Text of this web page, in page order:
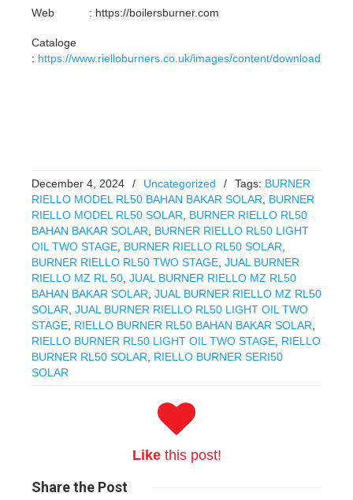
Web : https://boilersburner.com
Cataloge
: https://www.rielloburners.co.uk/images/content/downloads/
December 4, 2024 / Uncategorized / Tags: BURNER
RIELLO MODEL RL50 BAHAN BAKAR SOLAR
BURNER
RIELLO MODEL RL50 SOLAR
BURNER RIELLO RL50
BAHAN BAKAR SOLAR
BURNER RIELLO RL50 LIGHT
OIL TWO STAGE BURNER RIELLO RL50 SOLAR
BURNER RIELLO RL50 TWO STAGE JUAL BURNER
RIELLO MZ RL 50 JUAL BURNER RIELLO MZ RL50
BAHAN BAKAR SOLAR JUAL BURNER RIELLO MZ RL50
SOLAR JUAL BURNER RIELLO RL50 LIGHT OIL TWO
STAGE RIELLO BURNER RL50 BAHAN BAKAR SOLAR
RIELLO BURNER RL50 LIGHT OIL TWO STAGE RIELLO
BURNER RL50 SOLAR
RIELLO BURNER SERI50
SOLAR
Likethis post!
Sharethe Post